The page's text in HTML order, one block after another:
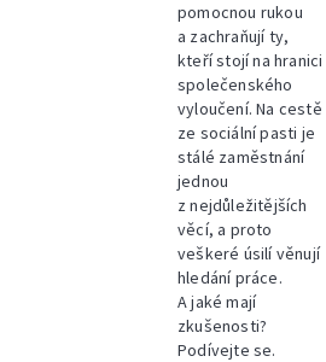
pomocnou rukou
a zachraňují ty,
kteří stojí na hranici
společenského
vyloučení. Na cestě
ze sociální pasti je
stálé zaměstnání
jednou
z nejdůležitějších
věcí, a proto
veškeré úsilí věnují
hledání práce.
A jaké mají
zkušenosti?
Podívejte se.